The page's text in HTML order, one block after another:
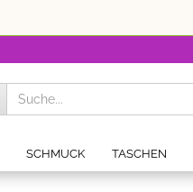
SCHMUCK TASCHEN